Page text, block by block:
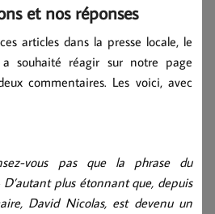
et nos réponses
articles dans la presse locale, le
souhaité réagir sur notre page
commentaires. Les voici, avec
vous pas que la phrase du
plus étonnant que, depuis
David Nicolas, est devenu un